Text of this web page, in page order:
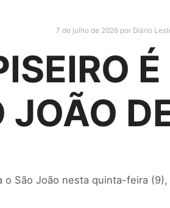
7 de julho de 2026 por Diário
JOÃO
São João nesta quinta-feira